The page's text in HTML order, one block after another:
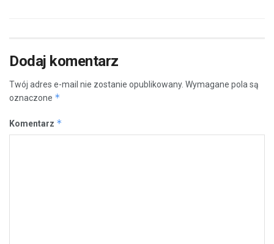
Dodaj komentarz
Twój adres e-mail nie zostanie opublikowany. Wymagane pola są
oznaczone *
Komentarz *